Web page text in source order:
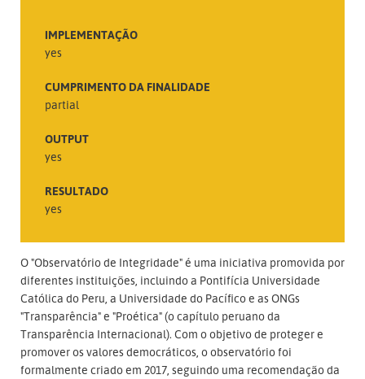
IMPLEMENTAÇÃO
yes
CUMPRIMENTO DA FINALIDADE
partial
OUTPUT
yes
RESULTADO
yes
O "Observatório de Integridade" é uma iniciativa promovida por
diferentes instituições, incluindo a Pontifícia Universidade
Católica do Peru, a Universidade do Pacífico e as ONGs
"Transparência" e "Proética" (o capítulo peruano da
Transparência Internacional). Com o objetivo de proteger e
promover os valores democráticos, o observatório foi
formalmente criado em 2017, seguindo uma recomendação da